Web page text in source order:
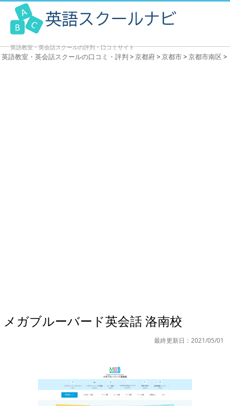
英語教室・英会話スクールの評判・口コミサイト
英語教室・英会話スクールの口コミ・評判 >京都府>京都市>京都市南区 >
メガブルーバード英会話 洛南校
最終更新日：2021/05/01